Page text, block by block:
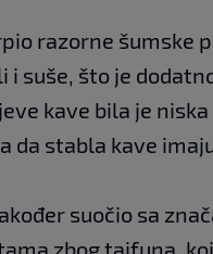
razorne šumske
i suše, što je
kave bila je
da stabla kave
suočio sa